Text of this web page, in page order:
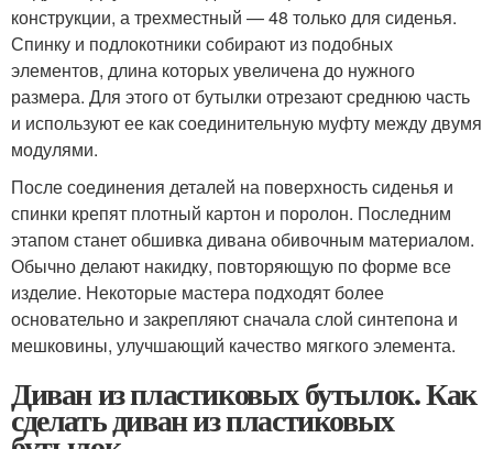
конструкции, а трехместный — 48 только для сиденья.
Спинку и подлокотники собирают из подобных
элементов, длина которых увеличена до нужного
размера. Для этого от бутылки отрезают среднюю часть
и используют ее как соединительную муфту между двумя
модулями.
После соединения деталей на поверхность сиденья и
спинки крепят плотный картон и поролон. Последним
этапом станет обшивка дивана обивочным материалом.
Обычно делают накидку, повторяющую по форме все
изделие. Некоторые мастера подходят более
основательно и закрепляют сначала слой синтепона и
мешковины, улучшающий качество мягкого элемента.
Диван из пластиковых бутылок. Как
сделать диван из пластиковых